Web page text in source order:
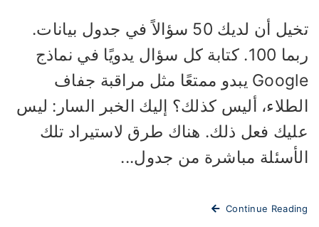
تخيل أن لديك 50 سؤالاً في جدول بيانات.
ربما 100. كتابة كل سؤال يدويًا في نماذج
Google يبدو ممتعًا مثل مراقبة جفاف
أليس كذلك؟ إليك الخبر السار: ليس
فعل ذلك. هناك طرق لاستيراد تلك
مباشرة من جدول...
Continue